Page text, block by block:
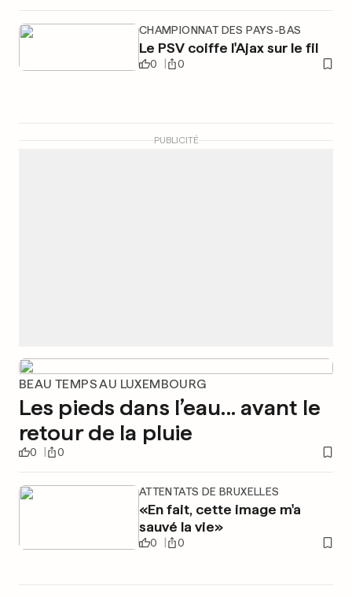
CHAMPIONNAT DES PAYS-BAS
Le PSV coiffe l'Ajax sur le fil
0 0
PUBLICITÉ
BEAU TEMPS AU LUXEMBOURG
Les pieds dans l’eau... avant le
retour de la pluie
0 0
ATTENTATS DE BRUXELLES
«En fait, cette image m'a
sauvé la vie»
0 0